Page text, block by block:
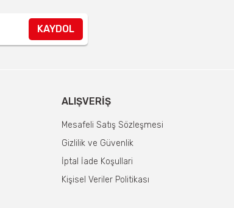
KAYDOL
ALIŞVERIŞ
Mesafeli Satış Sözleşmesi
Gizlilik ve Güvenlik
İptal İade Koşullari
Kişisel Veriler Politikası